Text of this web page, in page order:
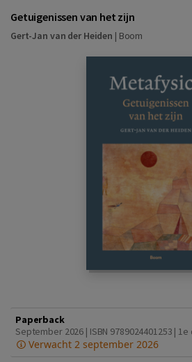
Getuigenissen van het zijn
Gert-Jan van der Heiden | Boom
Paperback
September 2026 | ISBN 9789024401253 | 1e
Verwacht 2 september 2026